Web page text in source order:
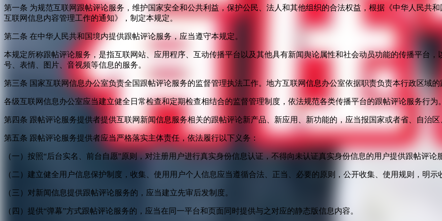
第一条 为规范互联网跟帖评论服务，维护国家安全和公共利益，保护公民、法人和其他组织的合法权益，根据《中华人民共
互联网信息内容管理工作的通知》，制定本规定。
第二条 在中华人民共和国境内提供跟帖评论服务，应当遵守本规定。
本规定所称跟帖评论服务，是指互联网站、应用程序、互动传播平台以及其他具有新闻舆论属性和社会动员功能的传播平台
号、表情、图片、音视频等信息的服务。
第三条 国家互联网信息办公室负责全国跟帖评论服务的监督管理执法工作。地方互联网信息办公室依据职责负责本行政区域
各级互联网信息办公室应当建立健全日常检查和定期检查相结合的监督管理制度，依法规范各类传播平台的跟帖评论服务行为
第四条 跟帖评论服务提供者提供互联网新闻信息服务相关的跟帖评论新产品、新应用、新功能的，应当报国家或者省、自治
第五条 跟帖评论服务提供者应当严格落实主体责任，依法履行以下义务：
（一）按照“后台实名、前台自愿”原则，对注册用户进行真实身份信息认证，不得向未认证真实身份信息的用户提供跟帖评论
（二）建立健全用户信息保护制度，收集、使用用户个人信息应当遵循合法、正当、必要的原则，公开收集、使用规则，明
（三）对新闻信息提供跟帖评论服务的，应当建立先审后发制度。
（四）提供“弹幕”方式跟帖评论服务的，应当在同一平台和页面同时提供与之对应的静态版信息内容。